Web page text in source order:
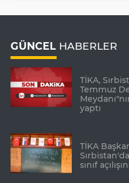
GÜNCEL HABERLER
TİKA,
Temmuz
yaptı
TİKA
sınıf